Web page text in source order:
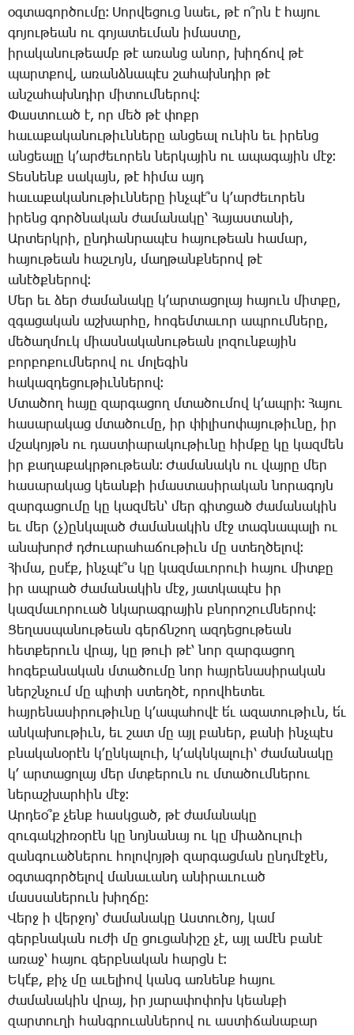
օգ­տա­գոր­ծու­մը։ ­Սոր­վե­ցուց նաեւ, թէ ո՞րն է հա­յու
գո­յու­թեան ու գո­յա­տեւ­ման ի­մաս­տը,
ի­րա­կա­նու­թեամբ թէ ա­ռանց ա­նոր, խիղ­ճով թէ
պարտ­քով, ա­ռանձ­նա­պէս շա­հախն­դիր թէ
ան­շա­հախն­դիր մի­տում­նե­րով։
­Փաս­տո­ւած է, որ մեծ թէ փոքր
հա­ւա­քա­կա­նու­թիւն­նե­րը ան­ցեալ ու­նին եւ ի­րենց
ան­ցեա­լը կ­՚ար­ժե­ւո­րեն ներ­կա­յին ու ա­պա­գա­յին մէջ։
­Տես­նենք սա­կայն, թէ հի­մա այդ
հա­ւա­քա­կա­նու­թիւն­նե­րը ինչ­պէ՞ս կ­՚ար­ժե­ւո­րեն
ի­րենց գործ­նա­կան ժա­մա­նա­կը՝ ­Հա­յաս­տա­նի,
Ար­տերկ­րի, ընդ­հան­րա­պէս հա­յու­թեան հա­մար,
հա­յու­թեան հաշ­ւոյն, մաղ­թանք­նե­րով թէ
ա­նէծք­նե­րով։
­Մեր եւ ձեր ժա­մա­նա­կը կ­՚ար­տա­ցո­լայ հա­յուն միտ­քը,
զգա­ցա­կան աշ­խար­հը, հո­գեմ­տա­ւոր ապ­րում­նե­րը,
մե­ծաղ­մուկ միաս­նա­կա­նու­թեան լո­զուն­քա­յին
բոր­բո­քում­նե­րով ու մո­լե­գին
հա­կազ­դե­ցու­թիւն­նե­րով։
Մ­տա­ծող հա­յը զար­գա­ցող մտա­ծու­մով կ­՚ապ­րի։ ­Հա­յու
հա­սա­րա­կաց մտա­ծու­մը, իր փի­լի­սո­փա­յու­թիւ­նը, իր
մշա­կոյթն ու դաս­տիա­րա­կու­թիւ­նը հիմ­քը կը կազ­մեն
իր քա­ղա­քակր­թու­թեան։ ­Ժա­մա­նակն ու վայ­րը մեր
հա­սա­րա­կաց կեան­քի ի­մաս­տա­սի­րա­կան նո­րա­գոյն
զար­գա­ցու­մը կը կազ­մեն՝ մեր գիտ­ցած ժա­մա­նա­կին
եւ մեր (չ­)ըն­կա­լած ժա­մա­նա­կին մէջ տագ­նա­պա­լի ու
ա­նա­խորժ դժո­ւա­րա­հա­ճու­թիւն մը ստեղ­ծե­լով։
­Հի­մա, ը­սէ՛ք, ինչ­պէ՞ս կը կազ­մա­ւո­րո­ւի հա­յու միտ­քը
իր ապ­րած ժա­մա­նա­կին մէջ, յատ­կա­պէս իր
կազ­մա­ւո­րո­ւած նկա­րագ­րա­յին բնո­րո­շում­նե­րով։
­Ցե­ղաս­պա­նու­թեան գերճն­շող ազ­դե­ցու­թեան
հետ­քե­րուն վրայ, կը թո­ւի թէ՝ նոր զար­գա­ցող
հո­գե­բա­նա­կան մտա­ծու­մը նոր հայ­րե­նա­սի­րա­կան
ներշն­չում մը պի­տի ստեղ­ծէ, ո­րով­հե­տեւ
հայ­րե­նա­սի­րու­թիւ­նը կ­՚ա­պա­հո­վէ ե՛ւ ա­զա­տու­թիւն, ե՛ւ
ան­կա­խու­թիւն, եւ շատ մը այլ բա­ներ, քա­նի ինչ­պէս
բնա­կա­նօ­րէն կ­՚ըն­կա­լո­ւի, կ­՚ակն­կա­լուի՝ ժա­մա­նա­կը
կ՚ ար­տա­ցո­լայ մեր մտքե­րուն ու մտա­ծում­նե­րու
նե­րաշ­խար­հին մէջ։
Ար­դեօ՞ք չենք հասկ­ցած, թէ ժա­մա­նա­կը
զու­գակ­շի­ռօ­րէն կը նոյ­նա­նայ ու կը միա­ձու­լո­ւի
զան­գո­ւած­նե­րու հո­լո­վոյ­թի զար­գաց­ման ընդ­մէ­ջէն,
օգ­տա­գոր­ծե­լով մա­նա­ւանդ ա­նի­րա­ւո­ւած
մաս­սա­նե­րուն խիղ­ճը։
­Վերջ ի վեր­ջոյ՝ ժա­մա­նա­կը Աս­տու­ծոյ, կամ
գերբնա­կան ու­ժի մը ցու­ցա­նի­շը չէ, այլ ա­մէն բա­նէ
ա­ռաջ՝ հա­յու գերբ­նա­կան հարցն է։
Ե­կէ՛ք, քիչ մը ա­ւե­լիով կանգ առ­նենք հա­յու
ժա­մա­նա­կին վրայ, իր յա­րա­փո­փոխ կեան­քի
զար­տու­ղի հանգ­րո­ւան­նե­րով ու աս­տի­ճա­նա­բար